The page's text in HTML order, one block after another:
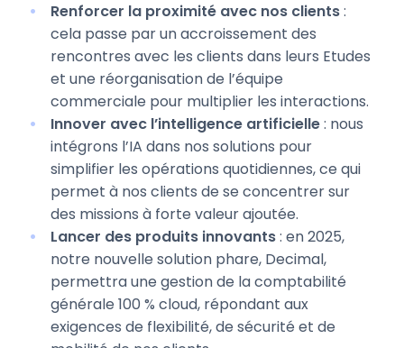
Renforcer la proximité avec nos clients:
cela passe par un accroissement des
rencontres avec les clients dans leurs Etudes
et une réorganisation de l’équipe
commerciale pour multiplier les interactions.
Innover avec l’intelligence artificielle: nous
intégrons l’IA dans nos solutions pour
simplifier les opérations quotidiennes, ce qui
permet à nos clients de se concentrer sur
des missions à forte valeur ajoutée.
Lancer des produits innovants: en 2025,
notre nouvelle solution phare, Decimal,
permettra une gestion de la comptabilité
générale 100 % cloud, répondant aux
exigences de flexibilité, de sécurité et de